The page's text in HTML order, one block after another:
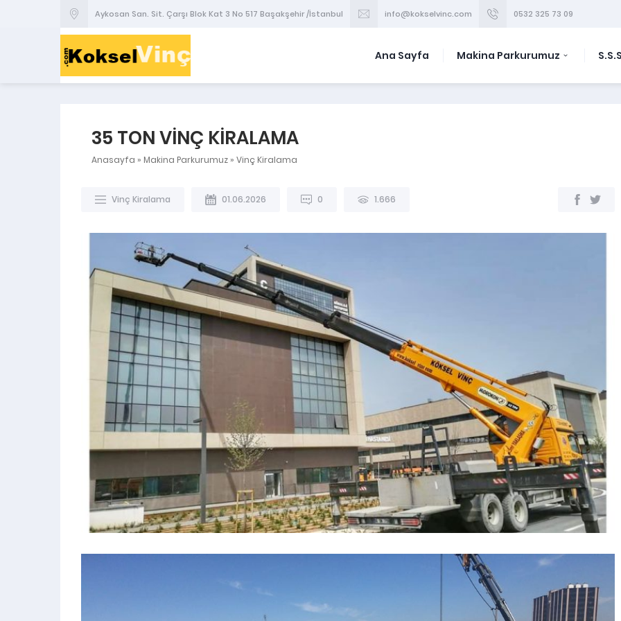
Aykosan San. Sit. Çarşı Blok Kat 3 No 517 Başakşehir /İstanbul info@kokselvinc.com 0532 325 73 09
Ana Sayfa Makina Parkurumuz
35 TON VİNÇ KİRALAMA
Anasayfa » Makina Parkurumuz » Vinç Kiralama
Vinç Kiralama 01.06.2026 0 1.666
Vinç Kiralama Fiyatları
VINÇ KIRALAMA FIYATI
800